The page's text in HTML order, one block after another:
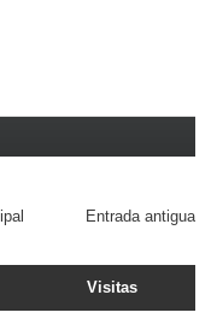
Entrada antigua
Visitas